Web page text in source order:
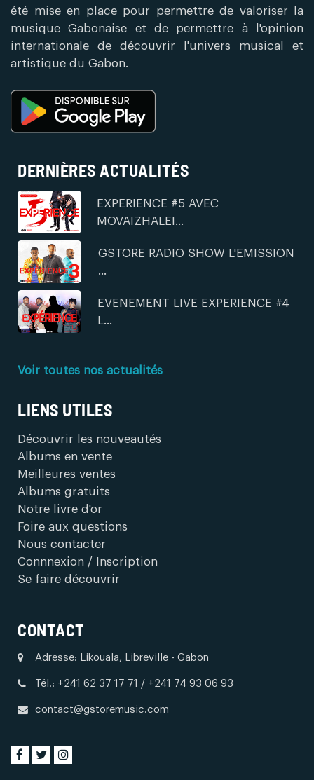
été mise en place pour permettre de valoriser la
musique Gabonaise et de permettre à l'opinion
internationale de découvrir l'univers musical et
artistique du Gabon.
DERNIÈRES ACTUALITÉS
EXPERIENCE #5 AVEC
MOVAIZHALEI...
GSTORE RADIO SHOW L'EMISSION
...
EVENEMENT LIVE EXPERIENCE #4
L...
Voir toutes nos actualités
LIENS UTILES
Découvrir les nouveautés
Albums en vente
Meilleures ventes
Albums gratuits
Notre livre d'or
Foire aux questions
Nous contacter
Connnexion / Inscription
Se faire découvrir
CONTACT
Adresse: Likouala, Libreville - Gabon
Tél.: +241 62 37 17 71 / +241 74 93 06 93
contact@gstoremusic.com